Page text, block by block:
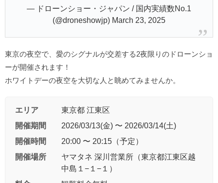
— ドローンショー・ジャパン / 国内実績数No.1
(@droneshowjp) March 23, 2025
東京の夜空で、愛のシグナルが交差する2夜限りのドローンショ
ーが開催されます！
ホワイトデーの夜空を大切な人と眺めてみませんか。
エリア
東京都 江東区
開催期間
2026/03/13(金) 〜 2026/03/14(土)
開催時間
20:00 〜 20:15（予定）
開催場所
ヤマタネ 深川営業所（東京都江東区越
中島１−１−１）